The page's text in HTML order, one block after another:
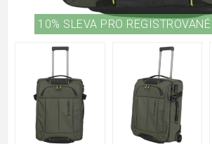
10% SLEVA PRO